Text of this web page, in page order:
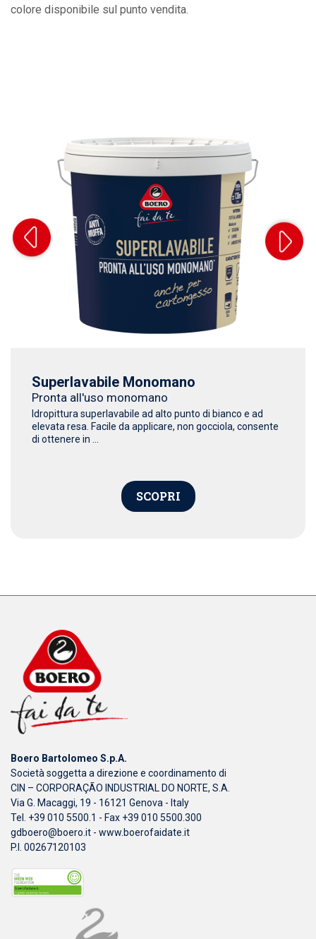
colore disponibile sul punto vendita.
Superlavabile Monomano
Pronta all'uso monomano
Idropittura superlavabile ad alto punto di bianco e ad
elevata resa. Facile da applicare, non gocciola, consente
di ottenere in ...
SCOPRI
Boero Bartolomeo S.p.A.
Società soggetta a direzione e coordinamento di
CIN – CORPORAÇÃO INDUSTRIAL DO NORTE, S.A.
Via G. Macaggi, 19 - 16121 Genova - Italy
Tel. +39 010 5500.1 - Fax +39 010 5500.300
gdboero@boero.it - www.boerofaidate.it
P.I. 00267120103